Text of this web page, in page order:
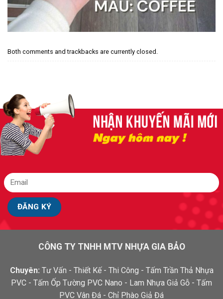
Both comments and trackbacks are currently closed.
CÔNG TY TNHH MTV NHỰA GIA BẢO
Chuyên: Tư Vấn - Thiết Kế - Thi Công - Tấm Trần Thả Nhựa
PVC - Tấm Ốp Tường PVC Nano - Lam Nhựa Giả Gỗ - Tấm
PVC Vân Đá - Chỉ Phào Giả Đá